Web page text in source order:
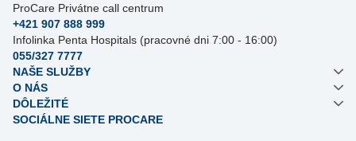
ProCare Privátne call centrum
+421 907 888 999
Infolinka Penta Hospitals (pracovné dni 7:00 - 16:00)
055/327 7777
NAŠE SLUŽBY
O NÁS
DÔLEŽITÉ
SOCIÁLNE SIETE PROCARE